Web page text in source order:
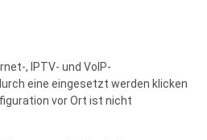
, IPTV- und VoIP-
eine eingesetzt werden klicken
vor Ort ist nicht